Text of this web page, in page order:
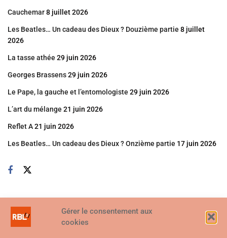
Gérer le consentement aux
cookies
Cauchemar8 juillet 2026
Les Beatles… Un cadeau des Dieux ? Douzième partie 8 juillet
2026
La tasse athée 29 juin 2026
Georges Brassens29 juin 2026
Le Pape, la gauche et l’entomologiste 29 juin 2026
L’art du mélange 21 juin 2026
Reflet A21 juin 2026
Les Beatles… Un cadeau des Dieux ? Onzième partie 17 juin 2026